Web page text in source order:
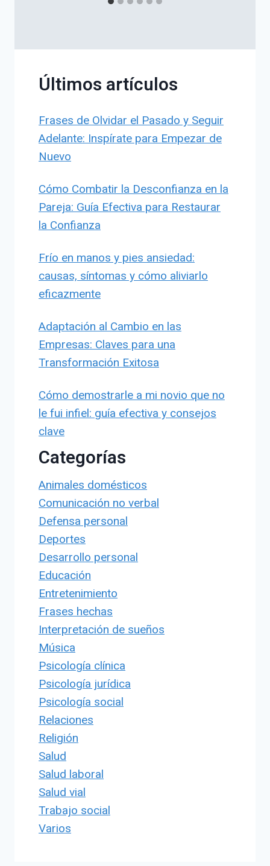
Últimos artículos
Frases de Olvidar el Pasado y Seguir
Adelante: Inspírate para Empezar de
Nuevo
Cómo Combatir la Desconfianza en la
Pareja: Guía Efectiva para Restaurar
la Confianza
Frío en manos y pies ansiedad:
causas, síntomas y cómo aliviarlo
eficazmente
Adaptación al Cambio en las
Empresas: Claves para una
Transformación Exitosa
Cómo demostrarle a mi novio que no
le fui infiel: guía efectiva y consejos
clave
Categorías
Animales domésticos
Comunicación no verbal
Defensa personal
Deportes
Desarrollo personal
Educación
Entretenimiento
Frases hechas
Interpretación de sueños
Música
Psicología clínica
Psicología jurídica
Psicología social
Relaciones
Religión
Salud
Salud laboral
Salud vial
Trabajo social
Varios